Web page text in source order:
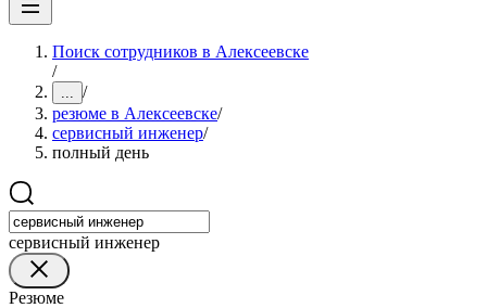
Поиск сотрудников в Алексеевске
/
... /
резюме в Алексеевске/
сервисный инженер/
полный день
сервисный инженер
Резюме